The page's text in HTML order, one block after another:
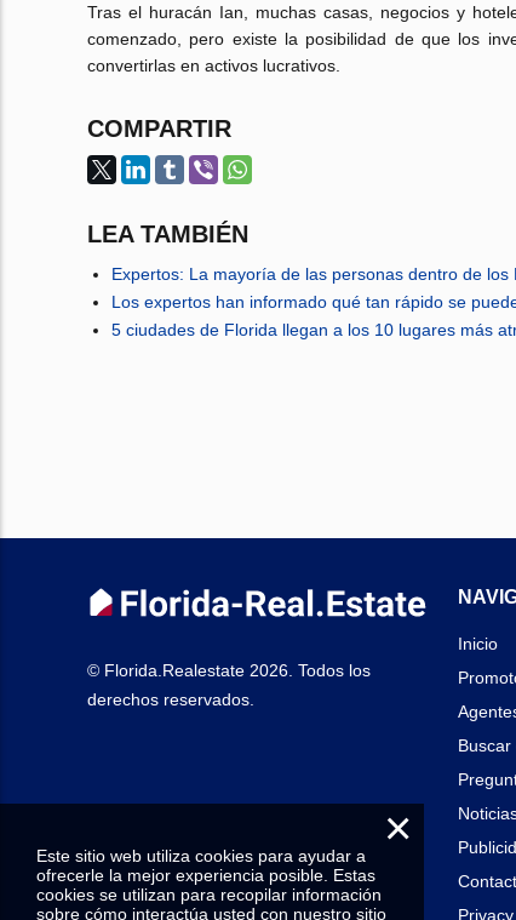
Tras el huracán Ian, muchas casas, negocios y
comenzado, pero existe la posibilidad de que los
convertirlas en activos lucrativos.
COMPARTIR
LEA TAMBIÉN
Expertos: La mayoría de las personas dentro de
Los expertos han informado qué tan rápido se
5 ciudades de Florida llegan a los 10 lugares más
© Florida.Realestate 2026. Todos los
derechos reservados.
Inicio
Buscar
×
Este sitio web utiliza cookies para ayudar a
ofrecerle la mejor experiencia posible. Estas
cookies se utilizan para recopilar información
sobre cómo interactúa usted con nuestro sitio